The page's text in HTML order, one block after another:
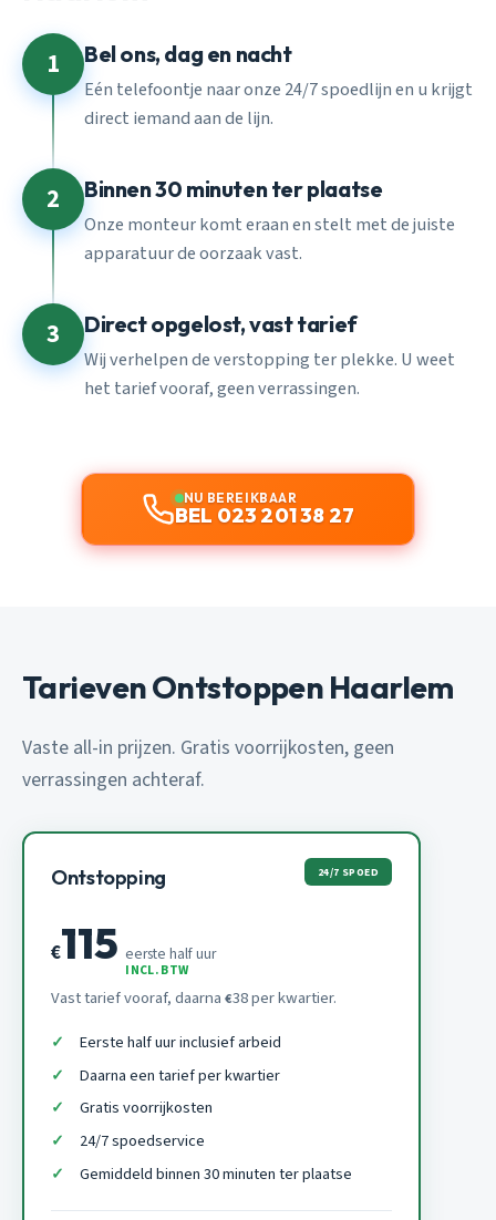
1 Bel ons, dag en nacht
Eén telefoontje naar onze 24/7 spoedlijn en u krijgt
direct iemand aan de lijn.
2 Binnen 30 minuten ter plaatse
Onze monteur komt eraan en stelt met de juiste
apparatuur de oorzaak vast.
3 Direct opgelost, vast tarief
Wij verhelpen de verstopping ter plekke. U weet
het tarief vooraf, geen verrassingen.
NU BEREIKBAAR
BEL 023 201 38 27
Tarieven Ontstoppen Haarlem
Vaste all-in prijzen. Gratis voorrijkosten, geen
verrassingen achteraf.
Ontstopping 24/7 SPOED
€115 eerste half uur
INCL. BTW
Vast tarief vooraf, daarna €38 per kwartier.
Eerste half uur inclusief arbeid
Daarna een tarief per kwartier
Gratis voorrijkosten
24/7 spoedservice
Gemiddeld binnen 30 minuten ter plaatse